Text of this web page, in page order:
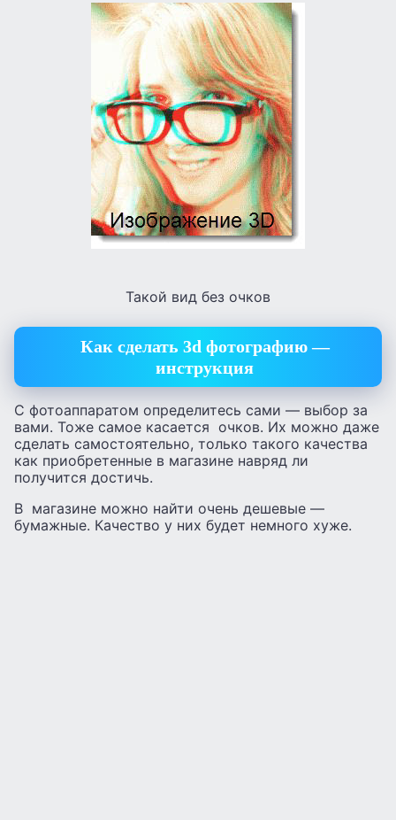
Такой вид без очков
Как сделать 3d фотографию —
инструкция
С фотоаппаратом определитесь сами — выбор за
вами. Тоже самое касается очков. Их можно даже
сделать самостоятельно, только такого качества
как приобретенные в магазине навряд ли
получится достичь.
В магазине можно найти очень дешевые —
бумажные. Качество у них будет немного хуже.